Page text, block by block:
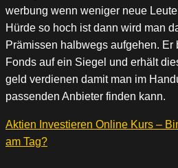
werbung wenn weniger neue
Hürde so hoch ist dann wird man
Prämissen halbwegs aufgehen. Er
Fonds auf ein Siegel und erhält
geld verdienen damit man im
passenden Anbieter finden kann.
Aktien Investieren Online Kurs –
am Tag?